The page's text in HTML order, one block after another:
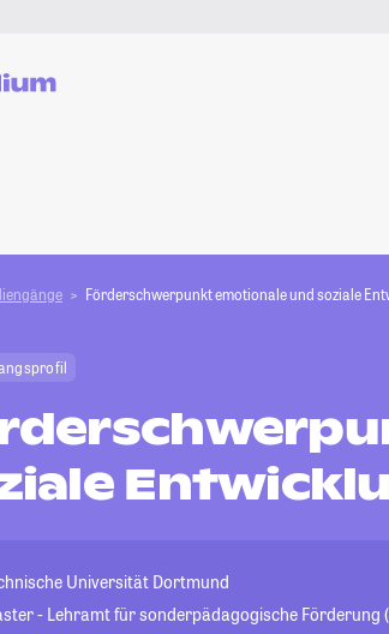
Förderschwerpunkt emotionale und soziale
Universität Dortmund
- Lehramt für sonderpädagogische Förderung